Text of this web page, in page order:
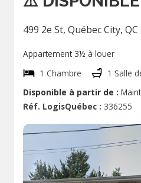
499 2e St, Québec City, QC
Appartement 3½ à louer
1 Chambre
1 Salle
Disponible à partir de :
Réf. LogisQuébec : 336255